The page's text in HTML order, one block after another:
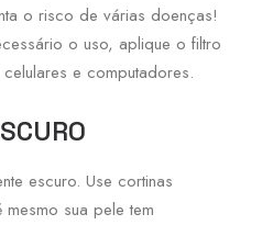
o risco de várias doenças!
o uso, aplique o filtro
e computadores.
escuro. Use cortinas
sua pele tem